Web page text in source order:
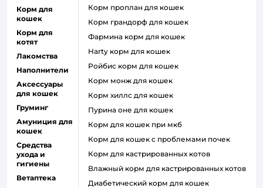
Корм для
кошек
Корм для
котят
Лакомства
Наполнители
Аксессуары
для кошек
Груминг
Амуниция для
кошек
Средства
ухода и
гигиены
Ветаптека
корм проплан для кошек
корм грандорф для кошек
фармина корм для кошек
harty корм для кошек
ройбис корм для кошек
корм монж для кошек
корм хиллс для кошек
пурина оне для кошек
корм для кошек при мкб
корм для кошек с проблемами почек
Корм для кастрированных котов
влажный корм для кастрированных котов
диабетический корм для кошек